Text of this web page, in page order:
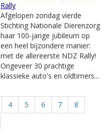
Rally
Afgelopen zondag vierde
Stichting Nationale Dierenzorg
haar 100-jarige jubileum op
een heel bijzondere manier:
met de allereerste NDZ Rally!
Ongeveer 30 prachtige
klassieke auto's en oldtimers...
4 5 6 7
8